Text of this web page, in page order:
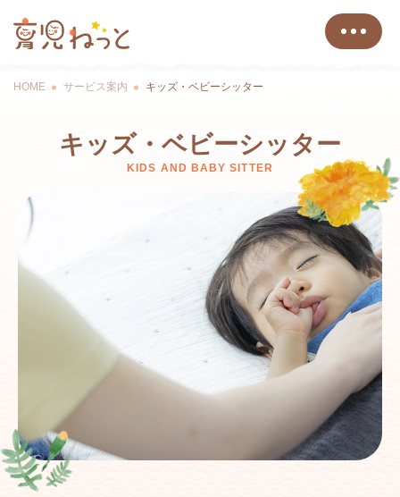
HOME サービス案内 キッズ・ベビーシッター
キッズ・ベビーシッター
KIDS AND BABY SITTER